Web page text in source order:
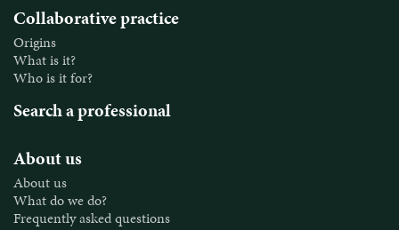
Collaborative practice
Origins
What is it?
Who is it for?
Search a professional
About us
About us
What do we do?
Frequently asked questions